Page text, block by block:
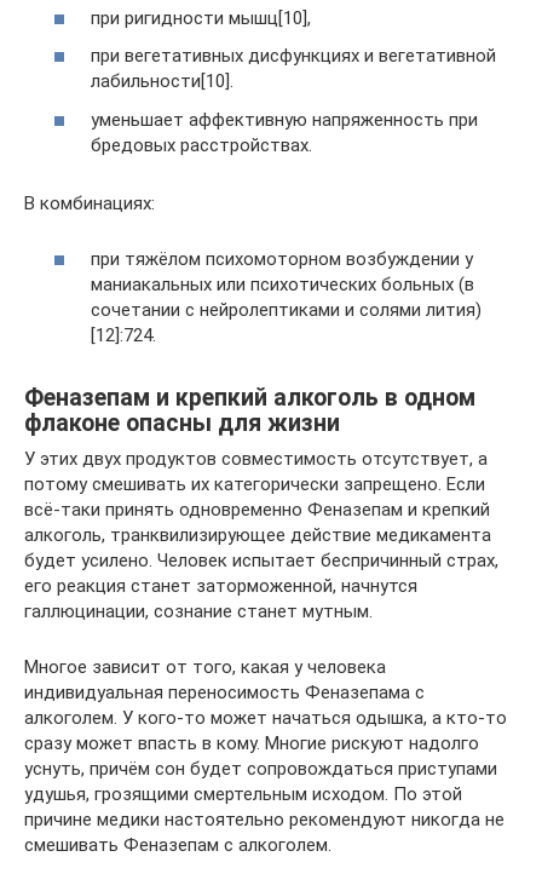
при ригидности мышц[10],
при вегетативных дисфункциях и вегетативной
лабильности[10].
уменьшает аффективную напряженность при
бредовых расстройствах.
В комбинациях:
при тяжёлом психомоторном возбуждении у
маниакальных или психотических больных (в
сочетании с нейролептиками и солями лития)
[12]:724.
Феназепам и крепкий алкоголь в одном
флаконе опасны для жизни
У этих двух продуктов совместимость отсутствует, а
потому смешивать их категорически запрещено. Если
всё-таки принять одновременно Феназепам и крепкий
алкоголь, транквилизирующее действие медикамента
будет усилено. Человек испытает беспричинный страх,
его реакция станет заторможенной, начнутся
галлюцинации, сознание станет мутным.
Многое зависит от того, какая у человека
индивидуальная переносимость Феназепама с
алкоголем. У кого-то может начаться одышка, а кто-то
сразу может впасть в кому. Многие рискуют надолго
уснуть, причём сон будет сопровождаться приступами
удушья, грозящими смертельным исходом. По этой
причине медики настоятельно рекомендуют никогда не
смешивать Феназепам с алкоголем.